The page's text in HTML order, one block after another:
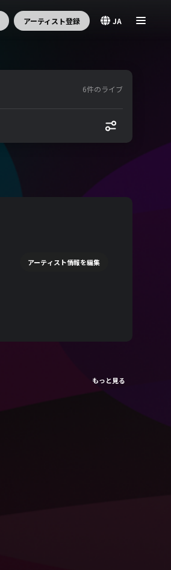
アーティスト登録 JA
6件のライブ
アーティスト情報を編集